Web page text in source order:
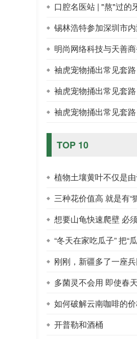
口腔名医站 | "熬"过的
袖虎宠物捅出常见套路
袖虎宠物捅出常见套路
袖虎宠物捅出常见套路
TOP 10
如何破解云南咖啡的
开普勒和酒桶